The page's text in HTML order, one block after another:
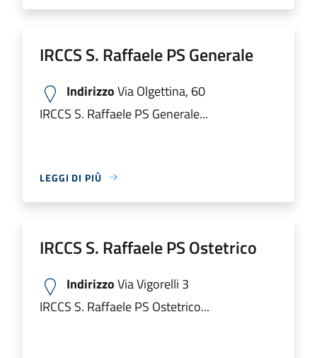
IRCCS S. Raffaele PS Generale
IndirizzoVia Olgettina, 60
IRCCS S. Raffaele PS Generale...
LEGGI DI PIÙ
IRCCS S. Raffaele PS Ostetrico
IndirizzoVia Vigorelli 3
IRCCS S. Raffaele PS Ostetrico...